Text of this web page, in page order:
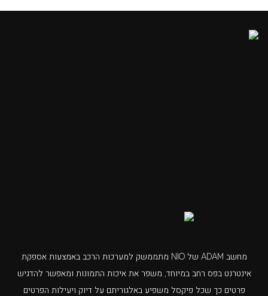
מחשב ADAM של NIO מתממשק למערכות הרכב באמצעות אספקת
אינטרנט בפס רחב במיוחד, משפר את איכות התמונות ומאפשר להדגיש
פרטים כך שכל פיקסל משפיע באלגוריתם על דיוק ויעילות הפרטים